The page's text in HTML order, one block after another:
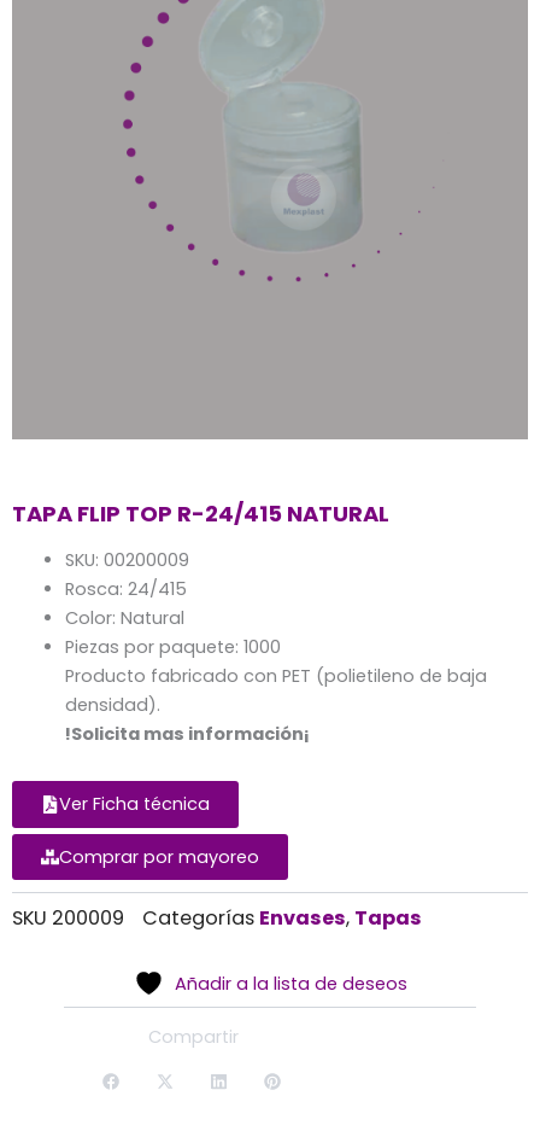
TAPA FLIP TOP R-24/415 NATURAL
SKU: 00200009
Rosca: 24/415
Color: Natural
Piezas por paquete: 1000
Producto fabricado con PET (polietileno de baja
densidad).
!Solicita mas información¡
Ver Ficha técnica
Comprar por mayoreo
Alternative:
SKU 200009 Categorías Envases, Tapas
Añadir a la lista de deseos
Compartir